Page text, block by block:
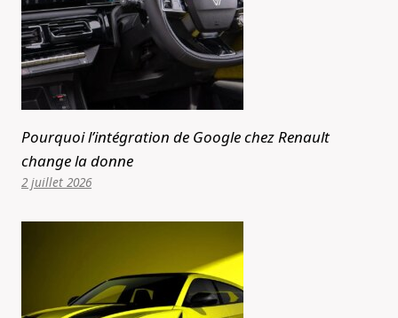
Pourquoi l’intégration de Google chez Renault
change la donne
2 juillet 2026